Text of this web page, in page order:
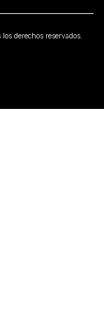
derechos reservados.